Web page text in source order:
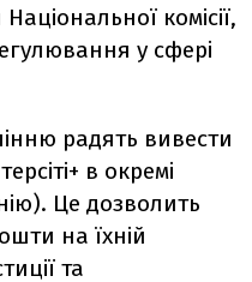
комісії,
у сфері
радять вивести
в окремі
Це дозволить
на їхній
та